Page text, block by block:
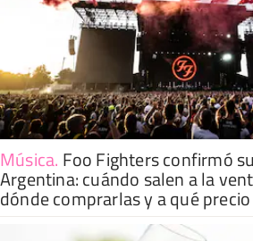
Música. Foo Fighters confirmó
Argentina: cuándo salen a la
dónde comprarlas y a qué precio